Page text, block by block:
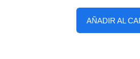
AÑADIR AL